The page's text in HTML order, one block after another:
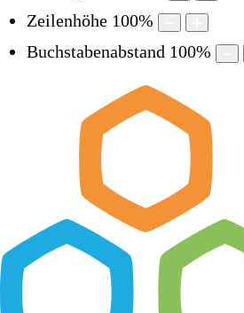
Zeilenhöhe 100%
Buchstabenabstand 100%